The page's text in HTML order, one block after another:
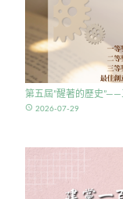
第五屆”醒著的歷史
access_time 2026-07-29